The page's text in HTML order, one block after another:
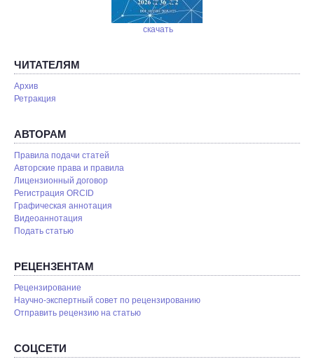
скачать
ЧИТАТЕЛЯМ
Архив
Ретракция
АВТОРАМ
Правила подачи статей
Авторские права и правила
Лицензионный договор
Регистрация ORCID
Графическая аннотация
Видеоаннотация
Подать статью
РЕЦЕНЗЕНТАМ
Рецензирование
Научно-экспертный совет по рецензированию
Отправить рецензию на статью
СОЦСЕТИ